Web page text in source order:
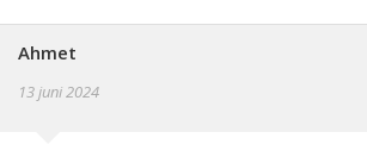
Ahmet
13 juni 2024